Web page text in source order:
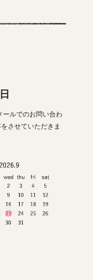
ールでのお問い合わ
させていただきま